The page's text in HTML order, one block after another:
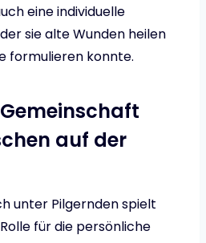
eine individuelle
sie alte Wunden heilen
formulieren konnte.
auf der
unter Pilgernden spielt
für die persönliche